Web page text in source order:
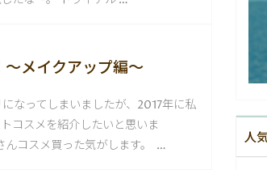
メイクアップ編〜
なってしまいましたが、2017年に私
コスメを紹介したいと思いま
んコスメ買った気がします。 …
人